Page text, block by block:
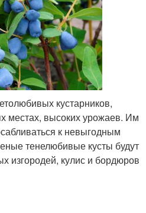
кустарников,
местах, высоких урожаев. Им
к невыгодным
тенелюбивые кусты будут
изгородей, кулис и бордюров